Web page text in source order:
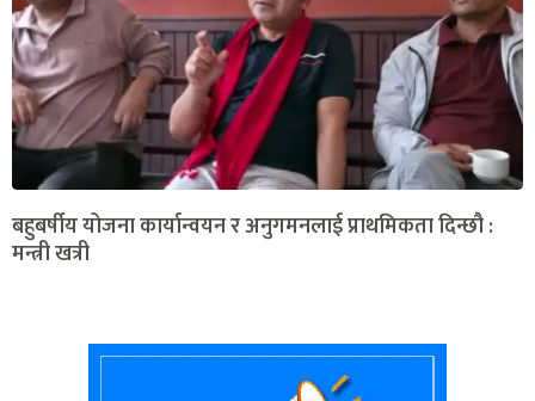
बहुबर्षीय योजना कार्यान्वयन र अनुगमनलाई प्राथमिकता दिन्छौ :
मन्त्री खत्री